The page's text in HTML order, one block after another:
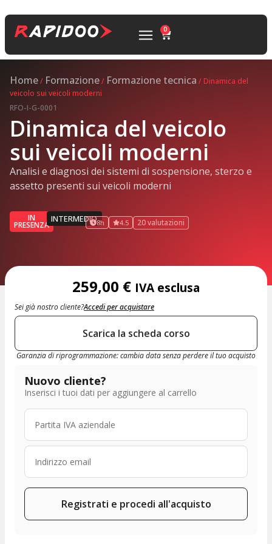
0
Home/ Formazione/ Formazione tecnica / Dinamica del
veicolo sui veicoli moderni
RFO-I-G-0001
Dinamica del veicolo
sui veicoli moderni
Analisi e diagnosi dei sistemi di sospensione, sterzo e
assetto presenti sui veicoli moderni
IN
PRESENZA
INTERMEDIO8h 4.5 20 valutazioni
259,00 € IVA esclusa
Sei già nostro cliente?Accedi per acquistare
Scarica la scheda corso
Garanzia di riprogrammazione: cambia data senza perdere il tuo acquisto
Nuovo cliente?
Inserisci i tuoi dati per aggiungere al carrello
Registrati e procedi all'acquisto